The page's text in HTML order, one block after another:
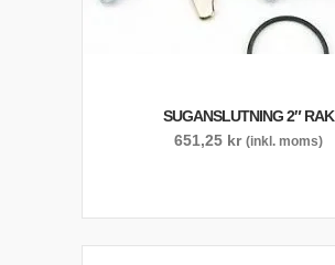
SUGANSLUTNING 2″ RAK
651,25 kr (inkl. moms)